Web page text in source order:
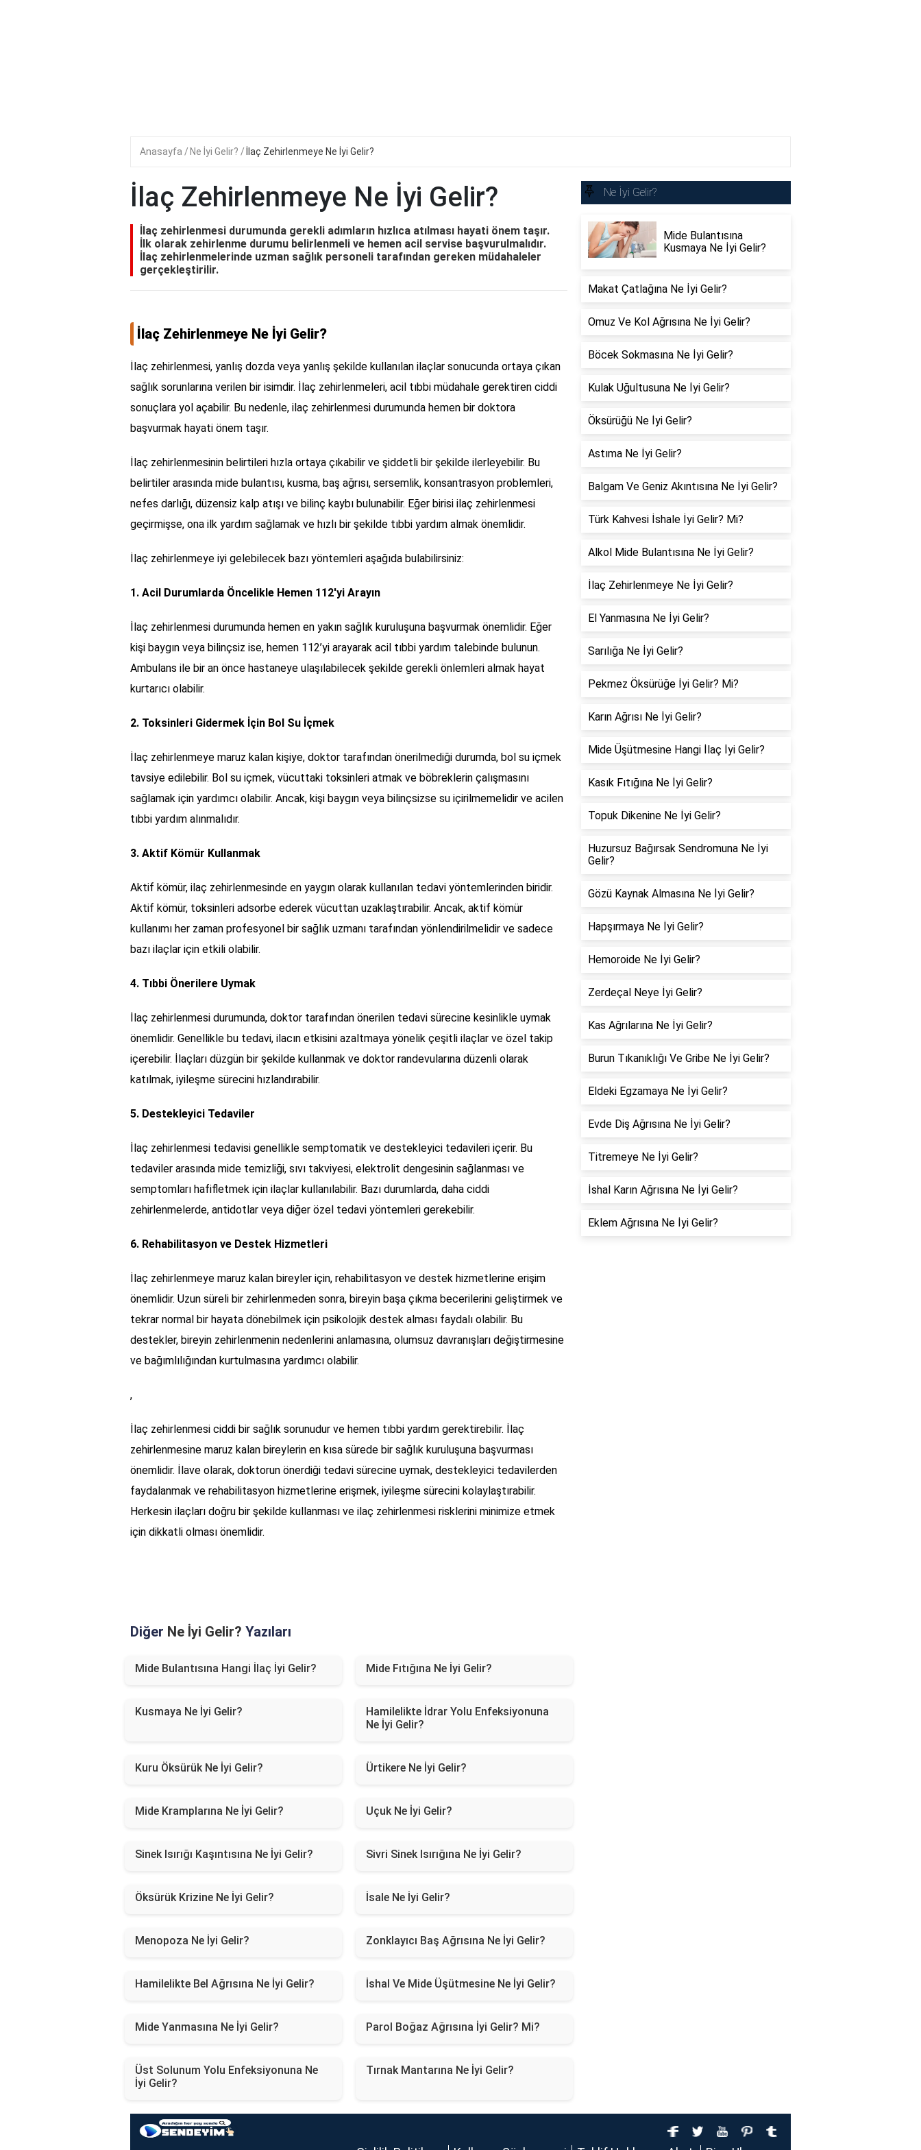
Anasayfa Ne İyi Gelir? İlaç Zehirlenmeye Ne İyi Gelir?
İlaç Zehirlenmeye Ne İyi Gelir?
İlaç zehirlenmesi durumunda gerekli adımların hızlıca atılması hayati önem taşır.
İlk olarak zehirlenme durumu belirlenmeli ve hemen acil servise başvurulmalıdır.
İlaç zehirlenmelerinde uzman sağlık personeli tarafından gereken müdahaleler
gerçekleştirilir.
İlaç Zehirlenmeye Ne İyi Gelir?
İlaç zehirlenmesi, yanlış dozda veya yanlış şekilde kullanılan ilaçlar sonucunda ortaya çıkan
sağlık sorunlarına verilen bir isimdir. İlaç zehirlenmeleri, acil tıbbi müdahale gerektiren ciddi
sonuçlara yol açabilir. Bu nedenle, ilaç zehirlenmesi durumunda hemen bir doktora
başvurmak hayati önem taşır.
İlaç zehirlenmesinin belirtileri hızla ortaya çıkabilir ve şiddetli bir şekilde ilerleyebilir. Bu
belirtiler arasında mide bulantısı, kusma, baş ağrısı, sersemlik, konsantrasyon problemleri,
nefes darlığı, düzensiz kalp atışı ve bilinç kaybı bulunabilir. Eğer birisi ilaç zehirlenmesi
geçirmişse, ona ilk yardım sağlamak ve hızlı bir şekilde tıbbi yardım almak önemlidir.
İlaç zehirlenmeye iyi gelebilecek bazı yöntemleri aşağıda bulabilirsiniz:
1. Acil Durumlarda Öncelikle Hemen 112'yi Arayın
İlaç zehirlenmesi durumunda hemen en yakın sağlık kuruluşuna başvurmak önemlidir. Eğer
kişi baygın veya bilinçsiz ise, hemen 112’yi arayarak acil tıbbi yardım talebinde bulunun.
Ambulans ile bir an önce hastaneye ulaşılabilecek şekilde gerekli önlemleri almak hayat
kurtarıcı olabilir.
2. Toksinleri Gidermek İçin Bol Su İçmek
İlaç zehirlenmeye maruz kalan kişiye, doktor tarafından önerilmediği durumda, bol su içmek
tavsiye edilebilir. Bol su içmek, vücuttaki toksinleri atmak ve böbreklerin çalışmasını
sağlamak için yardımcı olabilir. Ancak, kişi baygın veya bilinçsizse su içirilmemelidir ve acilen
tıbbi yardım alınmalıdır.
3. Aktif Kömür Kullanmak
Aktif kömür, ilaç zehirlenmesinde en yaygın olarak kullanılan tedavi yöntemlerinden biridir.
Aktif kömür, toksinleri adsorbe ederek vücuttan uzaklaştırabilir. Ancak, aktif kömür
kullanımı her zaman profesyonel bir sağlık uzmanı tarafından yönlendirilmelidir ve sadece
bazı ilaçlar için etkili olabilir.
4. Tıbbi Önerilere Uymak
İlaç zehirlenmesi durumunda, doktor tarafından önerilen tedavi sürecine kesinlikle uymak
önemlidir. Genellikle bu tedavi, ilacın etkisini azaltmaya yönelik çeşitli ilaçlar ve özel takip
içerebilir. İlaçları düzgün bir şekilde kullanmak ve doktor randevularına düzenli olarak
katılmak, iyileşme sürecini hızlandırabilir.
5. Destekleyici Tedaviler
İlaç zehirlenmesi tedavisi genellikle semptomatik ve destekleyici tedavileri içerir. Bu
tedaviler arasında mide temizliği, sıvı takviyesi, elektrolit dengesinin sağlanması ve
semptomları hafifletmek için ilaçlar kullanılabilir. Bazı durumlarda, daha ciddi
zehirlenmelerde, antidotlar veya diğer özel tedavi yöntemleri gerekebilir.
6. Rehabilitasyon ve Destek Hizmetleri
İlaç zehirlenmeye maruz kalan bireyler için, rehabilitasyon ve destek hizmetlerine erişim
önemlidir. Uzun süreli bir zehirlenmeden sonra, bireyin başa çıkma becerilerini geliştirmek ve
tekrar normal bir hayata dönebilmek için psikolojik destek alması faydalı olabilir. Bu
destekler, bireyin zehirlenmenin nedenlerini anlamasına, olumsuz davranışları değiştirmesine
ve bağımlılığından kurtulmasına yardımcı olabilir.
,
İlaç zehirlenmesi ciddi bir sağlık sorunudur ve hemen tıbbi yardım gerektirebilir. İlaç
zehirlenmesine maruz kalan bireylerin en kısa sürede bir sağlık kuruluşuna başvurması
önemlidir. İlave olarak, doktorun önerdiği tedavi sürecine uymak, destekleyici tedavilerden
faydalanmak ve rehabilitasyon hizmetlerine erişmek, iyileşme sürecini kolaylaştırabilir.
Herkesin ilaçları doğru bir şekilde kullanması ve ilaç zehirlenmesi risklerini minimize etmek
için dikkatli olması önemlidir.
Diğer Ne İyi Gelir? Yazıları
Mide Bulantısına Hangi İlaç İyi Gelir? Mide Fıtığına Ne İyi Gelir?
Kusmaya Ne İyi Gelir?
Hamilelikte İdrar Yolu Enfeksiyonuna
Ne İyi Gelir?
Kuru Öksürük Ne İyi Gelir? Ürtikere Ne İyi Gelir?
Mide Kramplarına Ne İyi Gelir? Uçuk Ne İyi Gelir?
Sinek Isırığı Kaşıntısına Ne İyi Gelir? Sivri Sinek Isırığına Ne İyi Gelir?
Öksürük Krizine Ne İyi Gelir? İsale Ne İyi Gelir?
Menopoza Ne İyi Gelir? Zonklayıcı Baş Ağrısına Ne İyi Gelir?
Hamilelikte Bel Ağrısına Ne İyi Gelir? İshal Ve Mide Üşütmesine Ne İyi Gelir?
Mide Yanmasına Ne İyi Gelir? Parol Boğaz Ağrısına İyi Gelir? Mi?
Üst Solunum Yolu Enfeksiyonuna Ne
İyi Gelir?
Tırnak Mantarına Ne İyi Gelir?
Ne İyi Gelir?
Mide Bulantısına
Kusmaya Ne İyi Gelir?
Makat Çatlağına Ne İyi Gelir?
Omuz Ve Kol Ağrısına Ne İyi Gelir?
Böcek Sokmasına Ne İyi Gelir?
Kulak Uğultusuna Ne İyi Gelir?
Öksürüğü Ne İyi Gelir?
Astıma Ne İyi Gelir?
Balgam Ve Geniz Akıntısına Ne İyi Gelir?
Türk Kahvesi İshale İyi Gelir? Mi?
Alkol Mide Bulantısına Ne İyi Gelir?
İlaç Zehirlenmeye Ne İyi Gelir?
El Yanmasına Ne İyi Gelir?
Sarılığa Ne İyi Gelir?
Pekmez Öksürüğe İyi Gelir? Mi?
Karın Ağrısı Ne İyi Gelir?
Mide Üşütmesine Hangi İlaç İyi Gelir?
Kasık Fıtığına Ne İyi Gelir?
Topuk Dikenine Ne İyi Gelir?
Huzursuz Bağırsak Sendromuna Ne İyi
Gelir?
Gözü Kaynak Almasına Ne İyi Gelir?
Hapşırmaya Ne İyi Gelir?
Hemoroide Ne İyi Gelir?
Zerdeçal Neye İyi Gelir?
Kas Ağrılarına Ne İyi Gelir?
Burun Tıkanıklığı Ve Gribe Ne İyi Gelir?
Eldeki Egzamaya Ne İyi Gelir?
Evde Diş Ağrısına Ne İyi Gelir?
Titremeye Ne İyi Gelir?
İshal Karın Ağrısına Ne İyi Gelir?
Eklem Ağrısına Ne İyi Gelir?